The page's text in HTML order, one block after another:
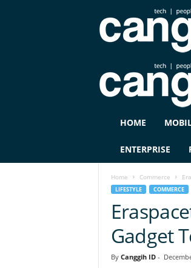
G
HOME
ENTERPRISE
Home Commerce
LIFESTYLE COMMERCE
Gadget
By Canggih ID-